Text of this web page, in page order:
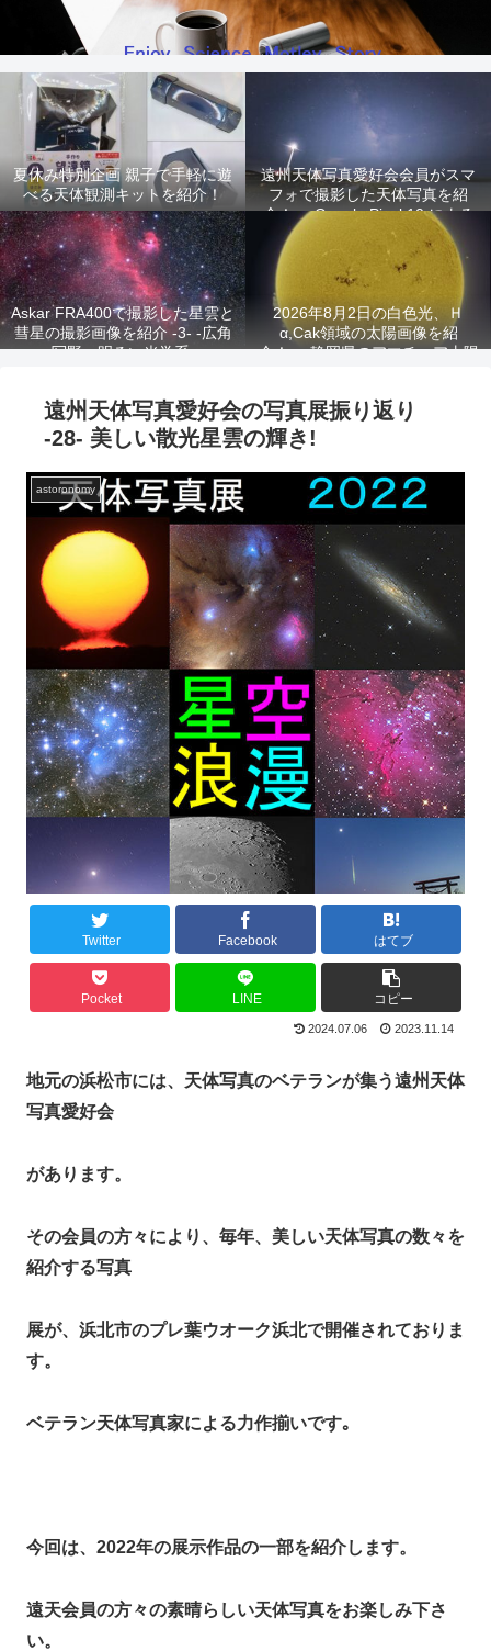
夏休み特別企画 親子で手軽に遊
べる天体観測キットを紹介！
遠州天体写真愛好会会員がスマ
フォで撮影した天体写真を紹
介！ -Google Pixel 10 による
星景写真-
Askar FRA400で撮影した星雲と
彗星の撮影画像を紹介 -3- -広角
写野、明るい光学系-
2026年8月2日の白色光、Ｈ
α,Cak領域の太陽画像を紹
介！ -静岡県のアマチュア太陽
遠州天体写真愛好会の写真展振り返り
-28- 美しい散光星雲の輝き!
astoronomy
Twitter Facebook はてブ
Pocket LINE コピー
2024.07.06 2023.11.14
地元の浜松市には、天体写真のベテランが集う遠州天体
写真愛好会
があります。
その会員の方々により、毎年、美しい天体写真の数々を
紹介する写真
展が、浜北市のプレ葉ウオーク浜北で開催されておりま
す。
ベテラン天体写真家による力作揃いです｡
今回は、2022年の展示作品の一部を紹介します。
遠天会員の方々の素晴らしい天体写真をお楽しみ下さ
い。